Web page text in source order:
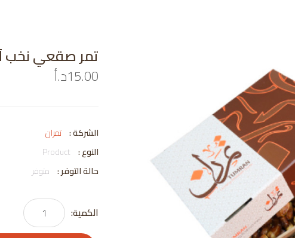
تمر صقعي نخب أول ٣
15.00د.أ
الشركة : تمران
النوع : Product
حالة التوفر : متوفر
الكمية: